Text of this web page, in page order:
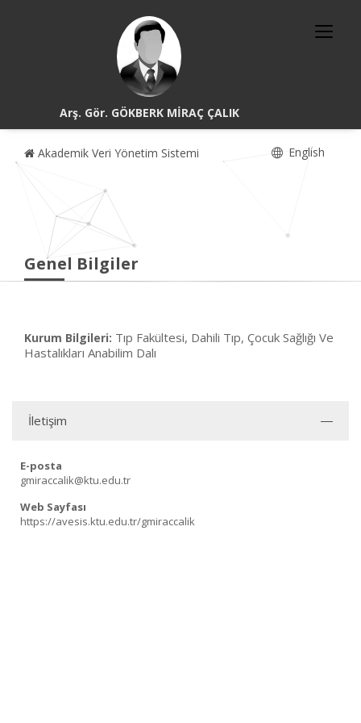
Arş. Gör. GÖKBERK MİRAÇ ÇALIK
Akademik Veri Yönetim Sistemi English
Genel Bilgiler
Kurum Bilgileri: Tıp Fakültesi, Dahili Tıp, Çocuk Sağlığı Ve
Hastalıkları Anabilim Dalı
İletişim
E-posta
gmiraccalik@ktu.edu.tr
Web Sayfası
https://avesis.ktu.edu.tr/gmiraccalik